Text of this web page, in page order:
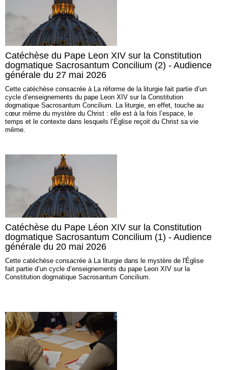
Catéchèse du Pape Leon XIV sur la Constitution
dogmatique Sacrosantum Concilium (2) - Audience
générale du 27 mai 2026
Cette catéchèse consacrée à La réforme de la liturgie fait partie d’un
cycle d’enseignements du pape Leon XIV sur la Constitution
dogmatique Sacrosantum Concilium. La liturgie, en effet, touche au
cœur même du mystère du Christ : elle est à la fois l’espace, le
temps et le contexte dans lesquels l’Église reçoit du Christ sa vie
même.
Catéchèse du Pape Léon XIV sur la Constitution
dogmatique Sacrosantum Concilium (1) - Audience
générale du 20 mai 2026
Cette catéchèse consacrée à La liturgie dans le mystère de l'Église
fait partie d’un cycle d’enseignements du pape Leon XIV sur la
Constitution dogmatique Sacrosantum Concilium.